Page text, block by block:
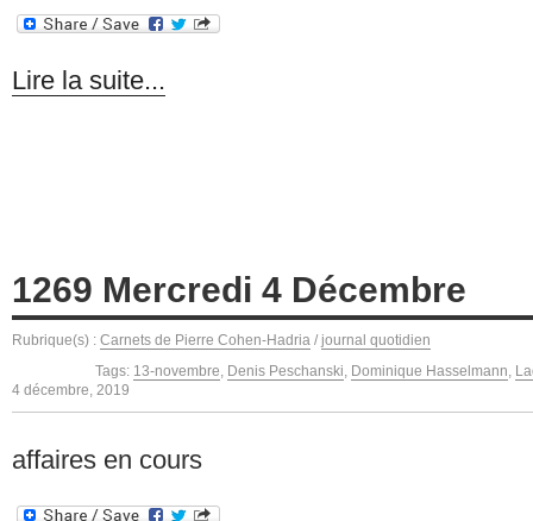
Lire la suite...
1269 Mercredi 4 Décembre
Rubrique(s) : Carnets de Pierre Cohen-Hadria / journal quotidien
Tags: 13-novembre, Denis Peschanski, Dominique Hasselmann,
4 décembre, 2019
affaires en cours